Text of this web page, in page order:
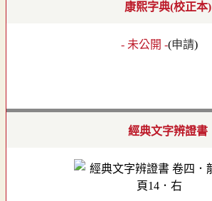
康熙字典(校正本)
- 未公開 -(申請)
經典文字辨證書